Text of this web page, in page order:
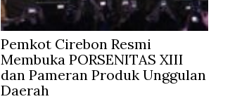
Pemkot Cirebon Resmi
Membuka PORSENITAS XIII
dan Pameran Produk Unggulan
Daerah